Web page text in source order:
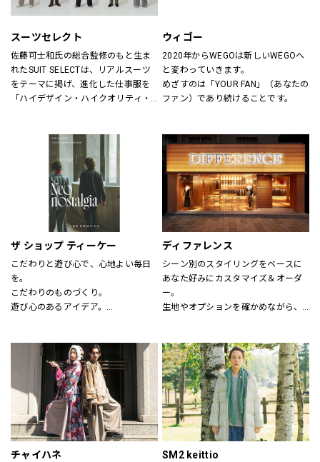
スーツセレクト
佐藤可士和氏の総合監修のもと生ま
れたSUIT SELECTは、リアルスーツ
をテーマに掲げ、進化した仕事服を
「ハイデザイン・ハイクオリティ・
しいビジネスユースな仕事服として
提案しています。
“選ぶ・着る・楽しむ”をテーマに
「合理的に選ぶ事」「楽しく選ぶ
事」その両者がまったく矛盾しない
事を証明する、スーツの新しい買い
方そのものをデザインしたショップ
です。
ウィゴー
2020年からWEGOは新しいWEGOへ
と変わっていきます。
めざすのは「YOUR FAN」（あなたの
ファン）であり続けることです。
ザ ショップ ティーケー
こだわりと遊び心で、心地よい毎日
を。
こだわりのものづくり。
遊び心のあるアイデア。
THE SHOP TKは、心地よい毎日をデ
ザインします。
ディファレンス
シーン別のスタイリングをベースに
あなた好みにカスタマイズ＆オーダ
ー。
生地やオプションを確かめながら、
チャイハネ SM2 keittio